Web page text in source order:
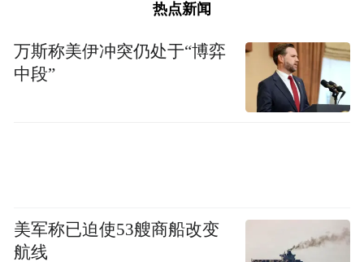
热点新闻
万斯称美伊冲突仍处于“博弈
中段”
美军称已迫使53艘商船改变
航线